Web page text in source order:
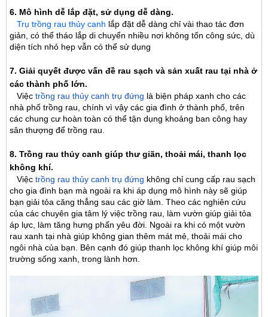
6. Mô hình dễ lắp đặt, sử dụng dễ dàng.
Trụ trồng rau thủy canh lắp đặt dễ dàng chỉ vài thao tác đơn
giản, có thể tháo lắp di chuyển nhiều nơi không tốn công sức, dù
diện tích nhỏ hẹp vẫn có thể sử dụng
7. Giải quyết được vấn đề rau sạch và sản xuất rau tại nhà ở
các thành phố lớn.
Việc trồng rau thủy canh trụ đứng là biện pháp xanh cho các
nhà phố trồng rau, chính vì vậy các gia đình ở thành phố, trên
các chung cư hoàn toàn có thể tận dụng khoảng ban công hay
sân thượng để trồng rau.
8. Trồng rau thủy canh giúp thư giãn, thoải mái, thanh lọc
không khí.
Việc trồng rau thủy canh trụ đứng không chỉ cung cấp rau sạch
cho gia đình bạn mà ngoài ra khi áp dụng mô hình này sẽ giúp
bạn giải tỏa căng thẳng sau các giờ làm. Theo các nghiên cứu
của các chuyên gia tâm lý việc trồng rau, làm vườn giúp giải tỏa
áp lực, làm tăng hưng phấn yêu đời. Ngoài ra khi có một vườn
rau xanh tại nhà giúp không gian thêm mát mẻ, thoải mái cho
ngôi nhà của bạn. Bên cạnh đó giúp thanh lọc không khí giúp môi
trường sống xanh, trong lành hơn.